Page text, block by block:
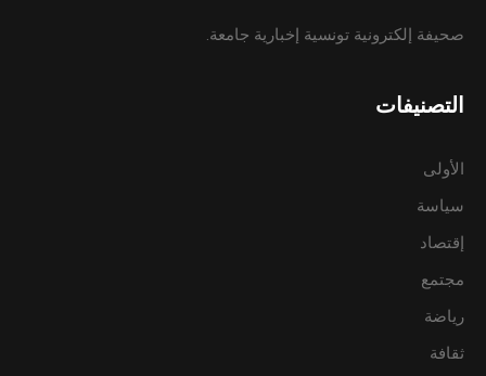
صحيفة إلكترونية تونسية إخبارية جامعة.
التصنيفات
الأولى
سياسة
إقتصاد
مجتمع
رياضة
ثقافة